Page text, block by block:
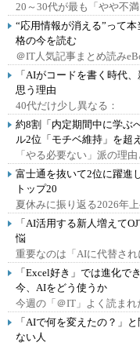
20～30代が最も「やや不満
“応用情報が消える”って
格の今を読む
＠IT人気記事まとめ読み
「AIがコードを書く時代
思う理由
40代だけ少し異なる：
約8割「内定期間中に学
ル2位「モチベ維持」を超
「やる必要ない」派の理由
富士通を抜いて2位に躍
トップ20
夏休みに振り返る2026年
「AI活用する新人増えて
悩
重要なのは「AIに代替され
「Excel好き」では進化で
今、AIをどう使うか
今週の「＠IT」よく読まれ
「AIで何を変えたの？」
ない人